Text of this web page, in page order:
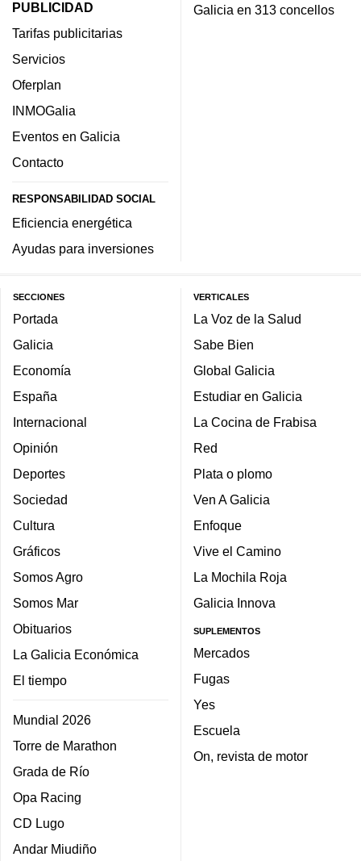
PUBLICIDAD
Tarifas publicitarias
Servicios
Oferplan
INMOGalia
Eventos en Galicia
Contacto
RESPONSABILIDAD SOCIAL
Eficiencia energética
Ayudas para inversiones
Galicia en 313 concellos
SECCIONES
Portada
Galicia
Economía
España
Internacional
Opinión
Deportes
Sociedad
Cultura
Gráficos
Somos Agro
Somos Mar
Obituarios
La Galicia Económica
El tiempo
Mundial 2026
Torre de Marathon
Grada de Río
Opa Racing
CD Lugo
Andar Miudiño
VERTICALES
La Voz de la Salud
Sabe Bien
Global Galicia
Estudiar en Galicia
La Cocina de Frabisa
Red
Plata o plomo
Ven A Galicia
Enfoque
Vive el Camino
La Mochila Roja
Galicia Innova
SUPLEMENTOS
Mercados
Fugas
Yes
Escuela
On, revista de motor